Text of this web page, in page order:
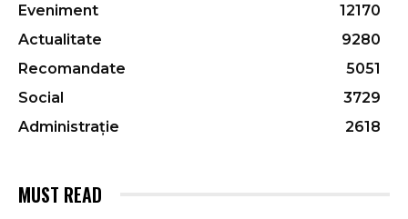
Eveniment
12170
Actualitate
9280
Recomandate
5051
Social
3729
Administrație
2618
MUST READ